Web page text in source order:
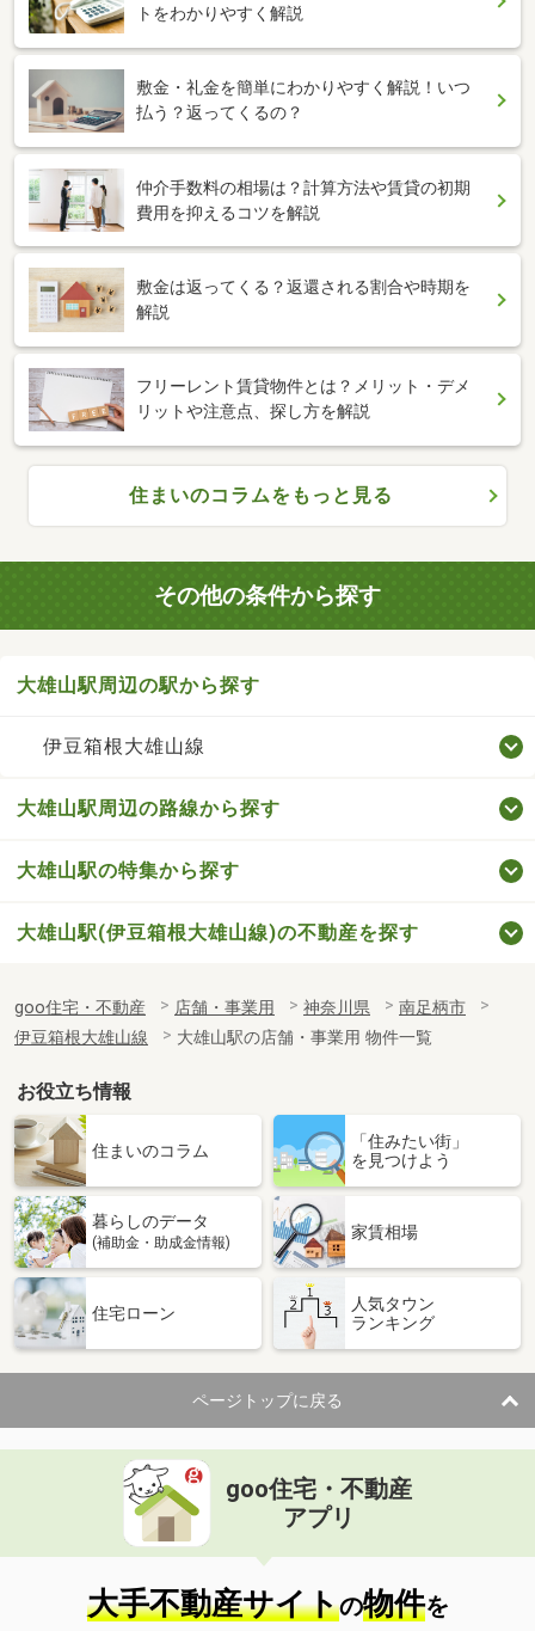
トをわかりやすく解説
敷金・礼金を簡単にわかりやすく解説！いつ
払う？返ってくるの？
仲介手数料の相場は？計算方法や賃貸の初期
費用を抑えるコツを解説
敷金は返ってくる？返還される割合や時期を
解説
フリーレント賃貸物件とは？メリット・デメ
リットや注意点、探し方を解説
住まいのコラムをもっと見る
その他の条件から探す
大雄山駅周辺の駅から探す
伊豆箱根大雄山線
大雄山駅周辺の路線から探す
大雄山駅の特集から探す
大雄山駅(伊豆箱根大雄山線)の不動産を探す
goo住宅・不動産 店舗・事業用 神奈川県
南足柄市
伊豆箱根大雄山線
大雄山駅の店舗・事業用 物件一覧
お役立ち情報
住まいのコラム
「住みたい街」
を見つけよう
暮らしのデータ
(補助金・助成金情報)
家賃相場
住宅ローン
人気タウン
ランキング
ページトップに戻る
goo住宅・不動産
アプリ
大手不動産サイトの物件を